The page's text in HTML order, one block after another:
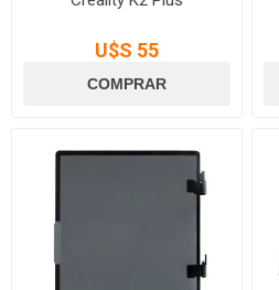
U$S 55